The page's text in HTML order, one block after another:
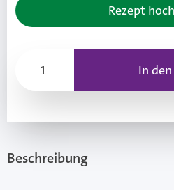
Rezept
In
Beschreibung